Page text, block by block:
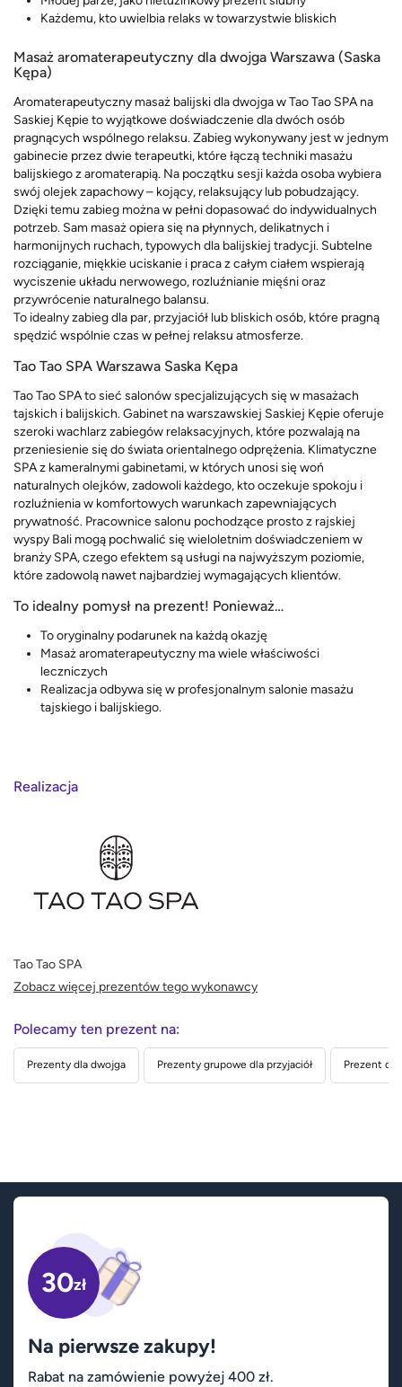
Każdemu, kto uwielbia relaks w towarzystwie bliskich
Masaż aromaterapeutyczny dla dwojga Warszawa (Saska
Kępa)
Aromaterapeutyczny masaż balijski dla dwojga w Tao Tao SPA na
Saskiej Kępie to wyjątkowe doświadczenie dla dwóch osób
pragnących wspólnego relaksu. Zabieg wykonywany jest w jednym
gabinecie przez dwie terapeutki, które łączą techniki masażu
balijskiego z aromaterapią. Na początku sesji każda osoba wybiera
swój olejek zapachowy – kojący, relaksujący lub pobudzający.
Dzięki temu zabieg można w pełni dopasować do indywidualnych
potrzeb. Sam masaż opiera się na płynnych, delikatnych i
harmonijnych ruchach, typowych dla balijskiej tradycji. Subtelne
rozciąganie, miękkie uciskanie i praca z całym ciałem wspierają
wyciszenie układu nerwowego, rozluźnianie mięśni oraz
przywrócenie naturalnego balansu.
To idealny zabieg dla par, przyjaciół lub bliskich osób, które pragną
spędzić wspólnie czas w pełnej relaksu atmosferze.
Tao Tao SPA Warszawa Saska Kępa
Tao Tao SPA to sieć salonów specjalizujących się w masażach
tajskich i balijskich. Gabinet na warszawskiej Saskiej Kępie oferuje
szeroki wachlarz zabiegów relaksacyjnych, które pozwalają na
przeniesienie się do świata orientalnego odprężenia. Klimatyczne
SPA z kameralnymi gabinetami, w których unosi się woń
naturalnych olejków, zadowoli każdego, kto oczekuje spokoju i
rozluźnienia w komfortowych warunkach zapewniających
prywatność. Pracownice salonu pochodzące prosto z rajskiej
wyspy Bali mogą pochwalić się wieloletnim doświadczeniem w
branży SPA, czego efektem są usługi na najwyższym poziomie,
które zadowolą nawet najbardziej wymagających klientów.
To idealny pomysł na prezent! Ponieważ…
To oryginalny podarunek na każdą okazję
Masaż aromaterapeutyczny ma wiele właściwości
leczniczych
Realizacja odbywa się w profesjonalnym salonie masażu
tajskiego i balijskiego.
Realizacja
Tao Tao SPA
Zobacz więcej prezentów tego wykonawcy
Polecamy ten prezent na:
Prezenty dla dwojga Prezenty grupowe dla przyjaciół Prezent
30zł
Na pierwsze zakupy!
Rabat na zamówienie powyżej 400 zł.